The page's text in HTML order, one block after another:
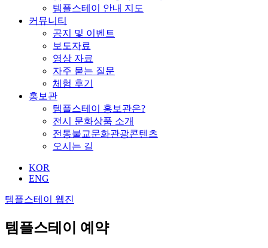
템플스테이 안내 지도
커뮤니티
공지 및 이벤트
보도자료
영상 자료
자주 묻는 질문
체험 후기
홍보관
템플스테이 홍보관은?
전시 문화상품 소개
전통불교문화관광콘텐츠
오시는 길
KOR
ENG
템플스테이 웹진
템플스테이 예약